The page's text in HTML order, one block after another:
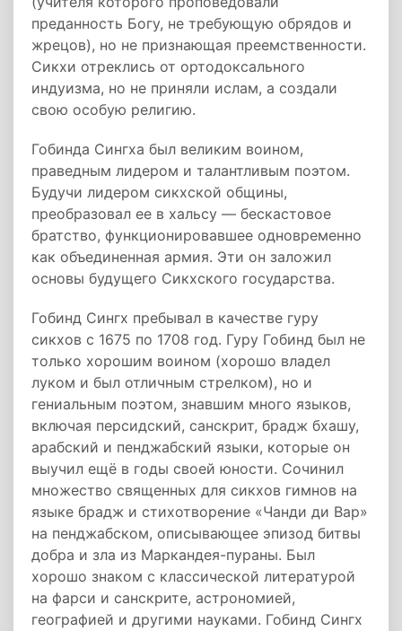
преданность Богу, не требующую обрядов и
жрецов), но не признающая преемственности.
Сикхи отреклись от ортодоксального
индуизма, но не приняли ислам, а создали
свою особую религию.
Гобинда Сингха был великим воином,
праведным лидером и талантливым поэтом.
Будучи лидером сикхской общины,
преобразовал ее в хальсу — бескастовое
братство, функционировавшее одновременно
как объединенная армия. Эти он заложил
основы будущего Сикхского государства.
Гобинд Сингх пребывал в качестве гуру
сикхов с 1675 по 1708 год. Гуру Гобинд был не
только хорошим воином (хорошо владел
луком и был отличным стрелком), но и
гениальным поэтом, знавшим много языков,
включая персидский, санскрит, брадж бхашу,
арабский и пенджабский языки, которые он
выучил ещё в годы своей юности. Сочинил
множество священных для сикхов гимнов на
языке брадж и стихотворение «Чанди ди Вар»
на пенджабском, описывающее эпизод битвы
добра и зла из Маркандея-пураны. Был
хорошо знаком с классической литературой
на фарси и санскрите, астрономией,
географией и другими науками. Гобинд Сингх